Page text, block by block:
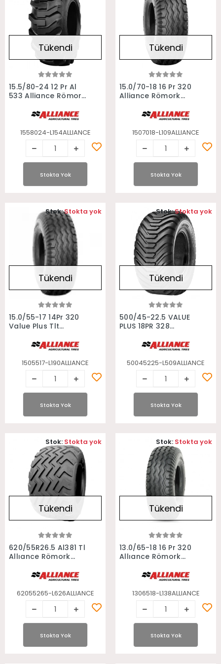
Stokta Yok
Tükendi
15.5/80-24 12 Pr Al
533 Alliance Römork
1558024-L154ALLIANCE
Stokta Yok
Stokta Yok
Tükendi
15.0/70-18 16 Pr 320
Alliance Römork
1507018-L109ALLIANCE
Stokta Yok
Stokta Yok
Tükendi
15.0/55-17 14Pr 320
Value Plus Tlt
Lastiği
1505517-L190ALLIANCE
Stok:Stokta yok
Stokta Yok
Stokta Yok
Tükendi
500/45-22.5 VALUE
PLUS 18PR 328
Lastiği
50045225-L509ALLIANCE
Stok:Stokta yok
Stokta Yok
Stokta Yok
Tükendi
620/55R26.5 Al381 Tl
Allıance Römork
62055265-L626ALLIANCE
Stok: Stokta yok
Stokta Yok
Stokta Yok
Tükendi
13.0/65-18 16 Pr 320
Allıance Römork
1306518-L138ALLIANCE
Stok: Stokta yok
Stokta Yok